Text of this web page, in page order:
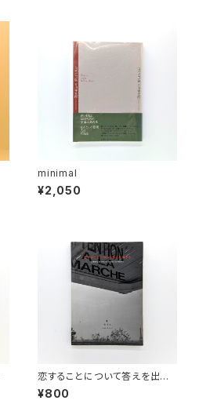
minimal
¥2,050
恋することについて答えを出そ
う
¥800